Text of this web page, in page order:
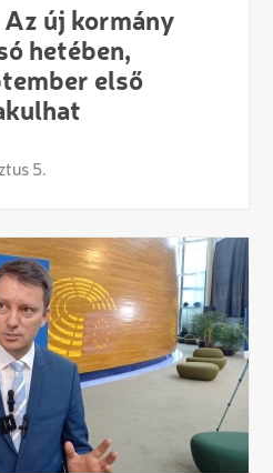
Az új kormány
hetében,
első
5.